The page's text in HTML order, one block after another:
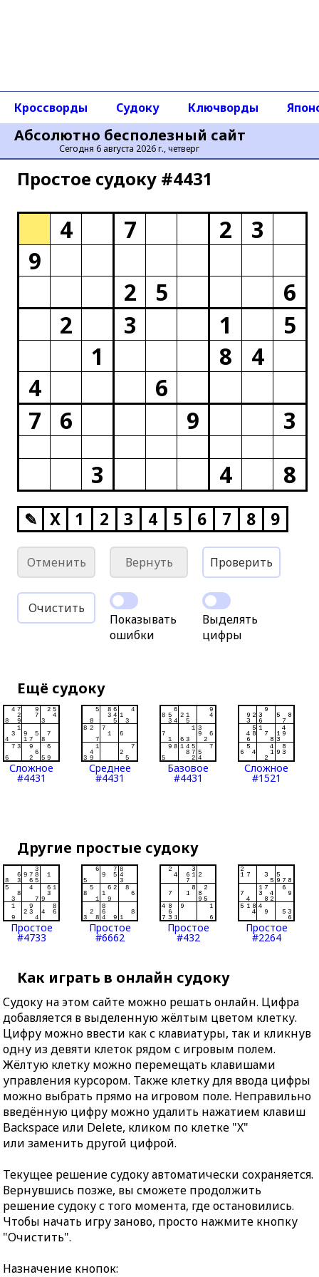
Абсолютно бесполезный сайт
Сегодня 6 августа 2026 г., четверг
Кроссворды Судоку Ключворды
Простое cудоку #4431
4 7 2
3
9
2
5
6
2
3 1
5
1
8
4
4
6
7
6 9
3
3
4 8
✎ X 1 2 3 4 5 6 7 8 9
Отменить Вернуть Проверить
Очистить
Показывать
ошибки
Выделять
цифры
Ещё судоку
Сложное
#4431
Среднее
#4431
Базовое
#4431
Сложное
#1521
Другие простые судоку
Простое
#4733
Простое
#6662
Простое
#432
Простое
#2264
Как играть в онлайн судоку
Судоку на этом сайте можно решать онлайн. Цифра
добавляется в выделенную жёлтым цветом клетку.
Цифру можно ввести как с клавиатуры, так и кликнув
одну из девяти клеток рядом с игровым полем.
Жёлтую клетку можно перемещать клавишами
управления курсором. Также клетку для ввода цифры
можно выбрать прямо на игровом поле. Неправильно
введённую цифру можно удалить нажатием клавиш
Backspace или Delete, кликом по клетке "X"
или заменить другой цифрой.
Текущее решение судоку автоматически сохраняется.
Вернувшись позже, вы сможете продолжить
решение судоку с того момента, где остановились.
Чтобы начать игру заново, просто нажмите кнопку
"Очистить".
Назначение кнопок: